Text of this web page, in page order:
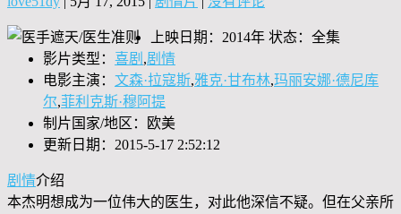
上映日期：2014年 状态：全集
影片类型： 喜剧 ,剧情
电影主演： 文森·拉寇斯,雅克·甘布林,玛丽安娜·德尼库
尔,菲利克斯·穆阿提
制片国家/地区：欧美
更新日期：2015-5-17 2:52:12
剧情介绍
本杰明想成为一位伟大的医生，对此他深信不疑。但在父亲所